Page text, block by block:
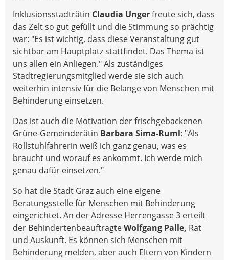
Inklusionsstadträtin Claudia Ungerfreute sich, dass
das Zelt so gut gefüllt und die Stimmung so prächtig
war: "Es ist wichtig, dass diese Veranstaltung gut
sichtbar am Hauptplatz stattfindet. Das Thema ist
uns allen ein Anliegen." Als zuständiges
Stadtregierungsmitglied werde sie sich auch
weiterhin intensiv für die Belange von Menschen mit
Behinderung einsetzen.
Das ist auch die Motivation der frischgebackenen
Grüne-Gemeinderätin Barbara Sima-Ruml: "Als
Rollstuhlfahrerin weiß ich ganz genau, was es
braucht und worauf es ankommt. Ich werde mich
genau dafür einsetzen."
So hat die Stadt Graz auch eine eigene
Beratungsstelle für Menschen mit Behinderung
eingerichtet. An der Adresse Herrengasse 3 erteilt
der BehindertenbeauftragteWolfgang Palle, Rat
und Auskunft. Es können sich Menschen mit
Behinderung melden, aber auch Eltern von Kindern